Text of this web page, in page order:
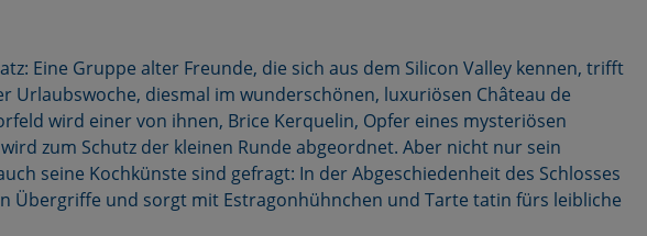
Eine Gruppe alter Freunde, die sich aus dem Silicon Valley kennen, trifft
Urlaubswoche, diesmal im wunderschönen, luxuriösen Château de
wird einer von ihnen, Brice Kerquelin, Opfer eines mysteriösen
zum Schutz der kleinen Runde abgeordnet. Aber nicht nur sein
seine Kochkünste sind gefragt: In der Abgeschiedenheit des Schlosses
Übergriffe und sorgt mit Estragonhühnchen und Tarte tatin fürs leibliche